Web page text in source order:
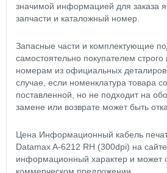
значимой информацией для заказа
запчасти и каталожный номер.
Запасные части и комплектующие
самостоятельно покупателем
номерам из официальных
случае, если номенклатура товара
поставленной, но не подходит на
замене или возврате может быть
Цена Информационный кабель
Datamax A-6212 RH (300dpi) на
информационный характер и может